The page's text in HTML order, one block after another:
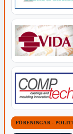
FÖRENINGAR -